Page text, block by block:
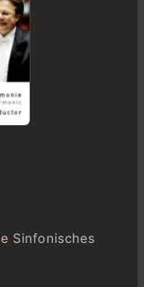
Sinfonisches